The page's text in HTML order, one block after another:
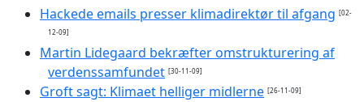
Hackede emails presser klimadirektør til afgang [02-
12-09]
Martin Lidegaard bekræfter omstrukturering af
verdenssamfundet [30-11-09]
Groft sagt: Klimaet helliger midlerne [26-11-09]